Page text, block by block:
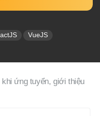
VueJS
ứng tuyển, giới thiệu